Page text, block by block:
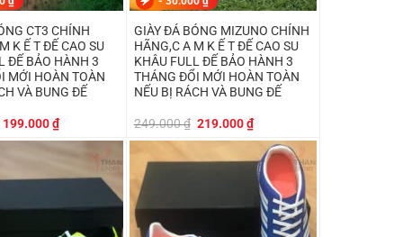
CT3 CHÍNH
K Ế T ĐẾ CAO SU
ĐẾ BẢO HÀNH 3
MỚI HOÀN TOÀN
VÀ BUNG ĐẾ
Giá
199.000₫Giá
hiện
199.000 ₫.
GIÀY ĐÁ BÓNG MIZUNO CHÍNH
HÃNG,C A M K Ế T ĐẾ CAO SU
KHÂU FULL ĐẾ BẢO HÀNH 3
THÁNG ĐỔI MỚI HOÀN TOÀN
NẾU BỊ RÁCH VÀ BUNG ĐẾ
249.000₫ Giá
249.000 ₫.
219.000₫Giá
hiện
tại
là:
219.000 ₫.